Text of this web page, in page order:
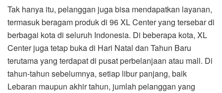
Tak hanya itu, pelanggan juga bisa mendapatkan layanan,
termasuk beragam produk di 96 XL Center yang tersebar di
berbagai kota di seluruh Indonesia. Di beberapa kota, XL
Center juga tetap buka di Hari Natal dan Tahun Baru
terutama yang terdapat di pusat perbelanjaan atau mall. Di
tahun-tahun sebelumnya, setiap libur panjang, baik
Lebaran maupun akhir tahun, jumlah pelanggan yang